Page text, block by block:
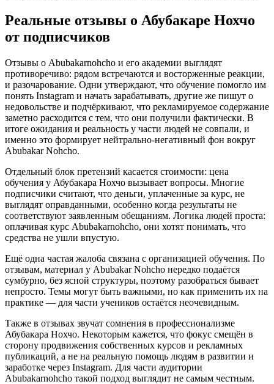
Реальные отзывы о Абубакаре Нохчо
от подписчиков
Отзывы о Abubakarnohcho и его академии выглядят
противоречиво: рядом встречаются и восторженные реакции,
и разочарование. Одни утверждают, что обучение помогло им
понять Instagram и начать зарабатывать, другие же пишут о
недовольстве и подчёркивают, что рекламируемое содержание
заметно расходится с тем, что они получили фактически. В
итоге ожидания и реальность у части людей не совпали, и
именно это формирует нейтрально-негативный фон вокруг
Abubakar Nohcho.
Отдельный блок претензий касается стоимости: цена
обучения у Абубакара Нохчо вызывает вопросы. Многие
подписчики считают, что деньги, уплаченные за курс, не
выглядят оправданными, особенно когда результаты не
соответствуют заявленным обещаниям. Логика людей проста:
оплачивая курс Abubakarnohcho, они хотят понимать, что
средства не ушли впустую.
Ещё одна частая жалоба связана с организацией обучения. По
отзывам, материал у Abubakar Nohcho нередко подаётся
сумбурно, без ясной структуры, поэтому разобраться бывает
непросто. Темы могут быть важными, но как применить их на
практике — для части учеников остаётся неочевидным.
Также в отзывах звучат сомнения в профессионализме
Абубакара Нохчо. Некоторым кажется, что фокус смещён в
сторону продвижения собственных курсов и рекламных
публикаций, а не на реальную помощь людям в развитии и
заработке через Instagram. Для части аудитории
Abubakarnohcho такой подход выглядит не самым честным.